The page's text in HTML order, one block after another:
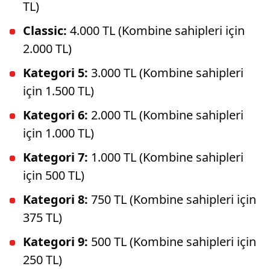
TL)
Classic: 4.000 TL (Kombine sahipleri için
2.000 TL)
Kategori 5: 3.000 TL (Kombine sahipleri
için 1.500 TL)
Kategori 6: 2.000 TL (Kombine sahipleri
için 1.000 TL)
Kategori 7: 1.000 TL (Kombine sahipleri
için 500 TL)
Kategori 8: 750 TL (Kombine sahipleri için
375 TL)
Kategori 9: 500 TL (Kombine sahipleri için
250 TL)